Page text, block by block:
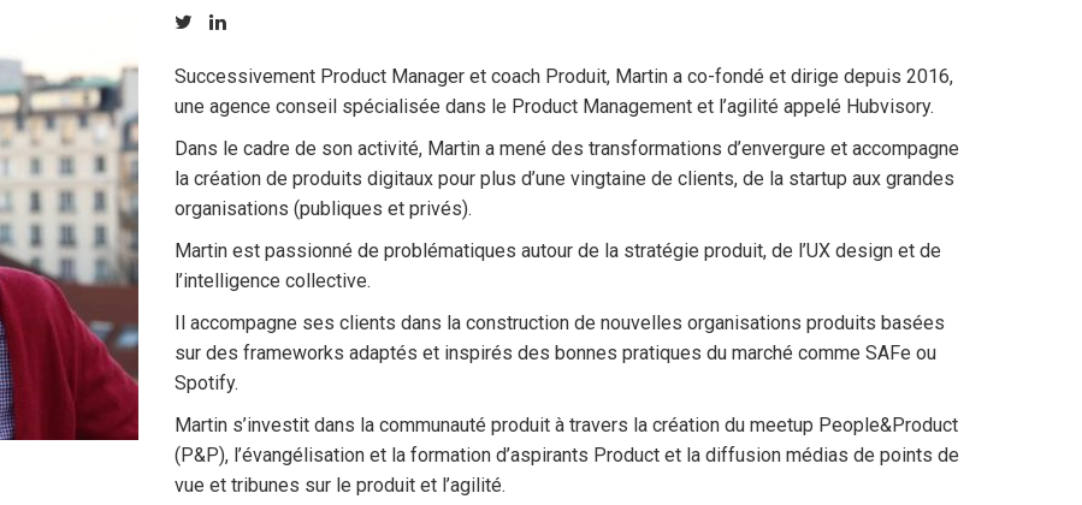
Successivement Product Manager et coach Produit, Martin a co-fondé et dirige depuis 2016,
une agence conseil spécialisée dans le Product Management et l’agilité appelé Hubvisory.
Dans le cadre de son activité, Martin a mené des transformations d’envergure et accompagne
la création de produits digitaux pour plus d’une vingtaine de clients, de la startup aux grandes
organisations (publiques et privés).
Martin est passionné de problématiques autour de la stratégie produit, de l’UX design et de
l’intelligence collective.
Il accompagne ses clients dans la construction de nouvelles organisations produits basées
sur des frameworks adaptés et inspirés des bonnes pratiques du marché comme SAFe ou
Spotify.
Martin s’investit dans la communauté produit à travers la création du meetup People&Product
(P&P), l’évangélisation et la formation d’aspirants Product et la diffusion médias de points de
vue et tribunes sur le produit et l’agilité.